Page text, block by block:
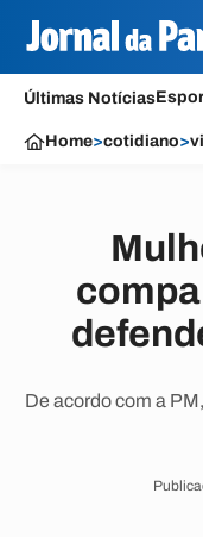
Últimas Notícias
Home>cotidiano>
De acordo com a